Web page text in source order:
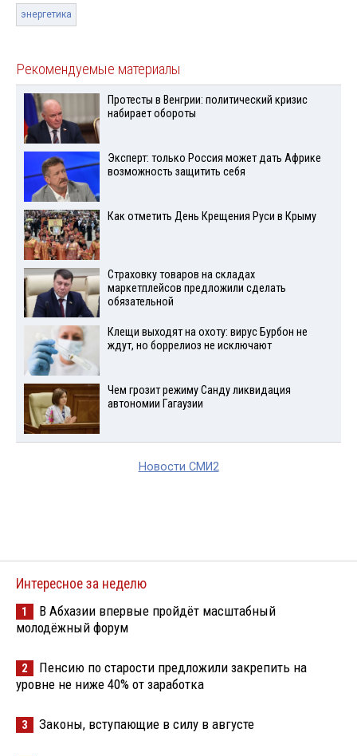
энергетика
Рекомендуемые материалы
Протесты в Венгрии: политический кризис
набирает обороты
Эксперт: только Россия может дать Африке
возможность защитить себя
Как отметить День Крещения Руси в Крыму
Страховку товаров на складах
маркетплейсов предложили сделать
обязательной
Клещи выходят на охоту: вирус Бурбон не
ждут, но боррелиоз не исключают
Чем грозит режиму Санду ликвидация
автономии Гагаузии
Новости СМИ2
Интересное за неделю
1
В Абхазии впервые пройдёт масштабный
молодёжный форум
2
Пенсию по старости предложили закрепить на
уровне не ниже 40% от заработка
3 Законы, вступающие в силу в августе